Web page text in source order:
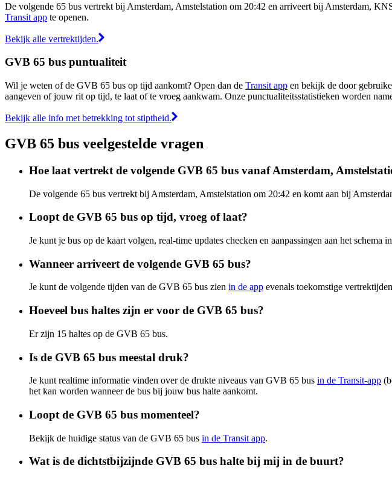
De volgende 65 bus vertrekt bij Amsterdam, Amstelstation om 20:42 en arriveert bij Amsterdam,
Transit app te openen.
Bekijk alle vertrektijden.
GVB 65 bus puntualiteit
Wil je weten of de GVB 65 bus op tijd aankomt? Open dan de Transit app en bekijk de door
aangeven of jouw rit op tijd, te laat of te vroeg aankwam. Onze punctualiteitsstatistieken worden
Bekijk alle info met betrekking tot stiptheid.
GVB 65 bus veelgestelde vragen
Hoe laat vertrekt de volgende GVB 65 bus vanaf Amsterdam,
De volgende 65 bus vertrekt bij Amsterdam, Amstelstation om 20:42 en komt aan bij
Loopt de GVB 65 bus op tijd, vroeg of laat?
Je kunt je bus op de kaart volgen, real-time updates checken en aanpassingen aan het schema
Wanneer arriveert de volgende GVB 65 bus?
Je kunt de volgende tijden van de GVB 65 bus zien in de app evenals toekomstige
Hoeveel bus haltes zijn er voor de GVB 65 bus?
Er zijn 15 haltes op de GVB 65 bus.
Is de GVB 65 bus meestal druk?
Je kunt realtime informatie vinden over de drukte niveaus van GVB 65 bus in de Transit-app
het kan worden wanneer de bus bij jouw bus halte aankomt.
Loopt de GVB 65 bus momenteel?
Bekijk de huidige status van de GVB 65 bus in de Transit app.
Wat is de dichtstbijzijnde GVB 65 bus halte bij mij in de buurt?